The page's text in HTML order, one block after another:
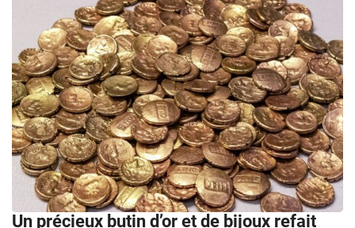
Un précieux butin d’or et de bijoux refait